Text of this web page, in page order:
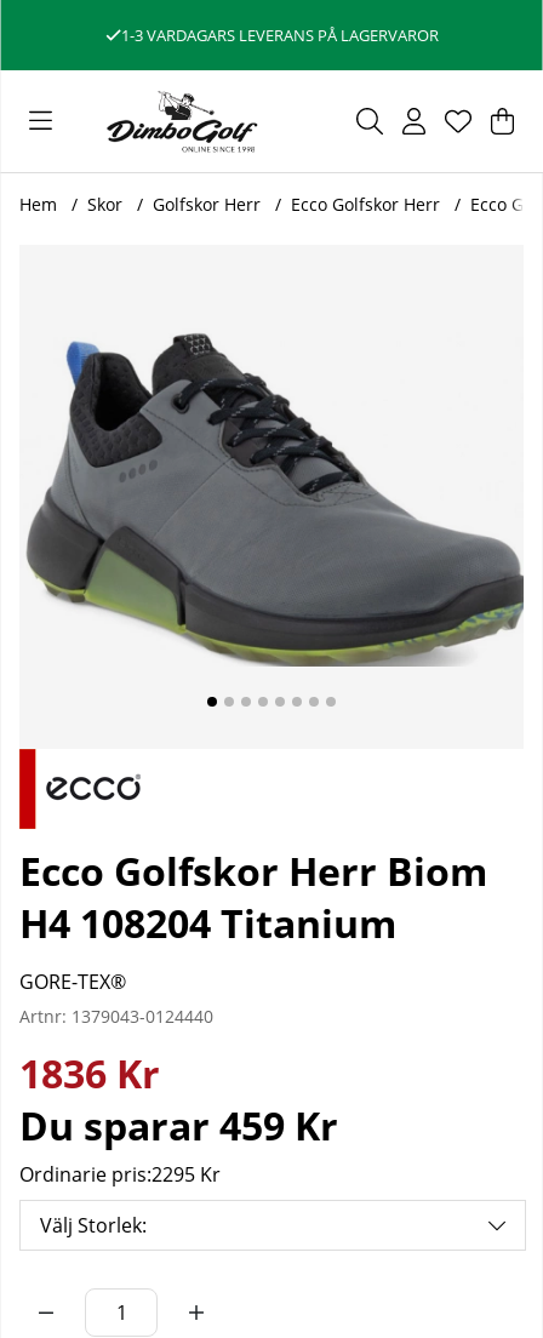
1-3 VARDAGARS LEVERANS PÅ LAGERVAROR
.
Hem Skor Golfskor Herr Ecco Golfskor Herr Ecco
Ecco Golfskor Herr Biom
H4 108204 Titanium
GORE-TEX®
Artnr: 1379043-0124440
1836 Kr
Du sparar 459 Kr
Ordinarie pris:2295 Kr
Välj Storlek: